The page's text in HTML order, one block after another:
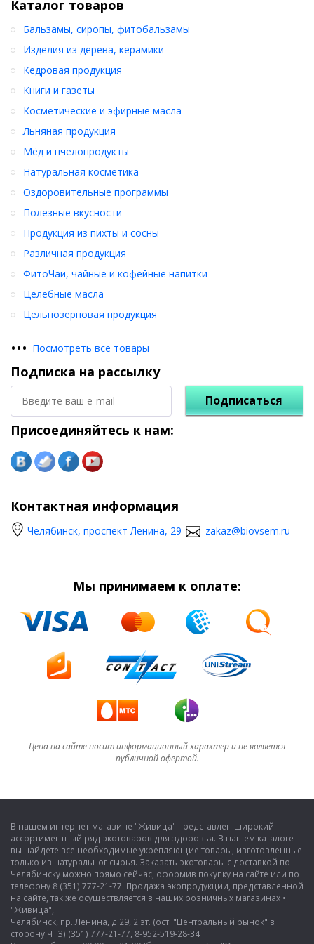
макарон по-флотски, овощных тефтелей, как начинку для
пирожков, пельменей, голубцов или в качестве гарниров.
Из пакета хлопьев получится600 г. фарша
среднего размера
Пищевая ценность на 100 г.:
Энергетическая ценность:
Срок годности:12 месяцев
Хранить
воздуха не более 75 %.
Купитьпрямо сейчас
приготовления с чесноком
России !
Каталог товаров
Бальзамы, сиропы, фитобальзамы
Изделия из дерева, керамики
Кедровая продукция
Книги и газеты
Косметические и эфирные масла
Льняная продукция
Мёд и пчелопродукты
Натуральная косметика
Оздоровительные программы
Полезные вкусности
Продукция из пихты и сосны
Различная продукция
ФитоЧаи, чайные и кофейные напитки
Целебные масла
Цельнозерновая продукция
••• Посмотреть все товары
Подписка на рассылку
Подписаться
Присоединяйтесь к нам:
Контактная информация
Челябинск, проспект Ленина, 29 zakaz@biovsem.ru
Мы принимаем к оплате:
Цена на сайте носит информационный характер и не является
публичной офертой.
В нашем интернет-магазине "Живица" представлен широкий
ассортиментный ряд экотоваров для здоровья. В нашем каталоге
вы найдете все необходимые укрепляющие товары, изготовленные
только из натуральног сырья. Заказать экотовары с доставкой по
Челябинску можно прямо сейчас, оформив покупку на сайте или по
телефону 8 (351) 777-21-77. Продажа экопродукции, представленной
на сайте, так же осуществляется в наших розничных магазинах •
"Живица",
Челябинск, пр. Ленина, д.29, 2 эт. (ост. "Центральный рынок" в
сторону ЧТЗ) (351) 777-21-77, 8-952-519-28-34